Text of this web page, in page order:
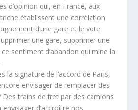
d’opinion qui, en France, aux
établissent une corrélation
d’une gare et le vote
une gare, supprimer une
sentiment d’abandon qui mine la
la signature de l’accord de Paris,
envisager de remplacer des
Des trains de fret par des camions
d’accroître nos